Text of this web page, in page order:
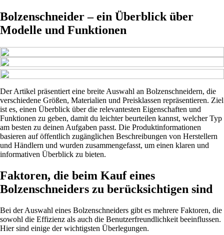
Bolzenschneider – ein Überblick über
Modelle und Funktionen
Der Artikel präsentiert eine breite Auswahl an Bolzenschneidern, die
verschiedene Größen, Materialien und Preisklassen repräsentieren. Ziel
ist es, einen Überblick über die relevantesten Eigenschaften und
Funktionen zu geben, damit du leichter beurteilen kannst, welcher Typ
am besten zu deinen Aufgaben passt. Die Produktinformationen
basieren auf öffentlich zugänglichen Beschreibungen von Herstellern
und Händlern und wurden zusammengefasst, um einen klaren und
informativen Überblick zu bieten.
Faktoren, die beim Kauf eines
Bolzenschneiders zu berücksichtigen sind
Bei der Auswahl eines Bolzenschneiders gibt es mehrere Faktoren, die
sowohl die Effizienz als auch die Benutzerfreundlichkeit beeinflussen.
Hier sind einige der wichtigsten Überlegungen.